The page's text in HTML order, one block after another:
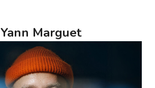
Yann Marguet